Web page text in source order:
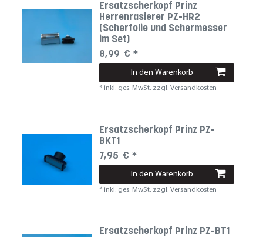
Ersatzscherkopf Prinz
Herrenrasierer PZ-HR2
(Scherfolie und Schermesser
im Set)
8,99 € *
In den Warenkorb
* inkl. ges. MwSt.zzgl. Versandkosten
Ersatzscherkopf Prinz PZ-
BKT1
7,95 € *
In den Warenkorb
* inkl. ges. MwSt.zzgl. Versandkosten
Ersatzscherkopf Prinz PZ-BT1